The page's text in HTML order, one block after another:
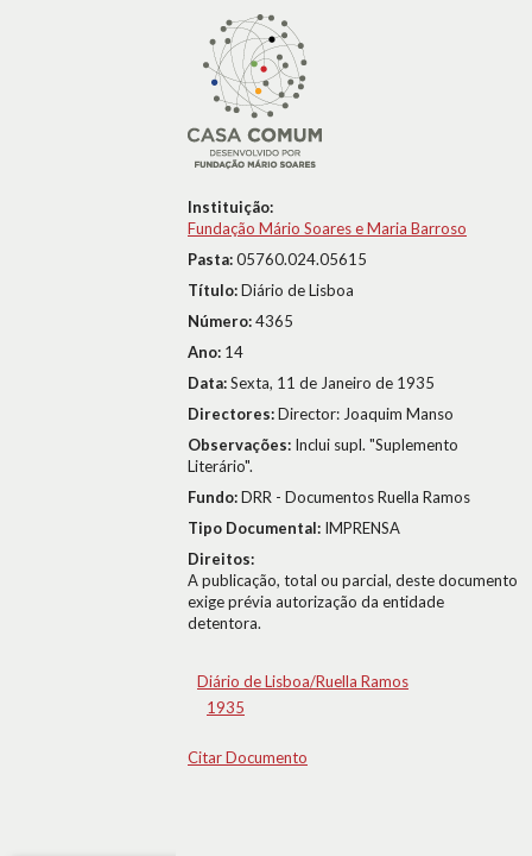
Instituição:
Fundação Mário Soares e Maria Barroso
Pasta:05760.024.05615
Título:Diário de Lisboa
Número:4365
Ano: 14
Data:Sexta, 11 de Janeiro de 1935
Directores:Director: Joaquim Manso
Observações: Inclui supl. "Suplemento
Literário".
Fundo:DRR - Documentos Ruella Ramos
Tipo Documental: IMPRENSA
Direitos:
A publicação, total ou parcial, deste documento
exige prévia autorização da entidade
detentora.
Diário de Lisboa/Ruella Ramos
1935
Citar Documento